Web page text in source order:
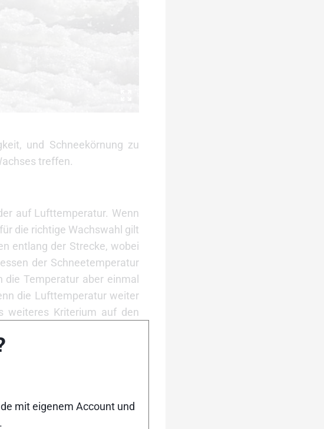
und Schneekörnung zu
treffen.
auf Lufttemperatur. Wenn
die richtige Wachswahl gilt
entlang der Strecke, wobei
der Schneetemperatur
Temperatur aber einmal
die Lufttemperatur weiter
weiteres Kriterium auf den
jeden Prozentpunkt der
Klimazone mit einer
bis 80 Prozent oder in einer
mit eigenem Account und